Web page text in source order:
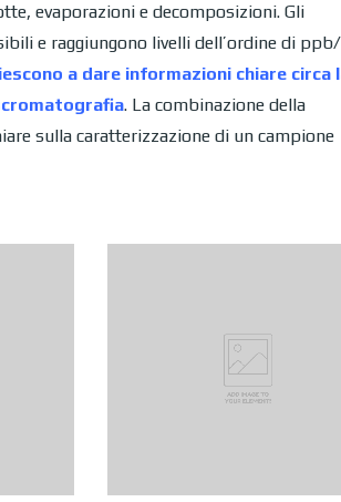
evaporazioni e decomposizioni. Gli
e raggiungono livelli dell’ordine di
a dare informazioni chiare circa
. La combinazione della
sulla caratterizzazione di un campione